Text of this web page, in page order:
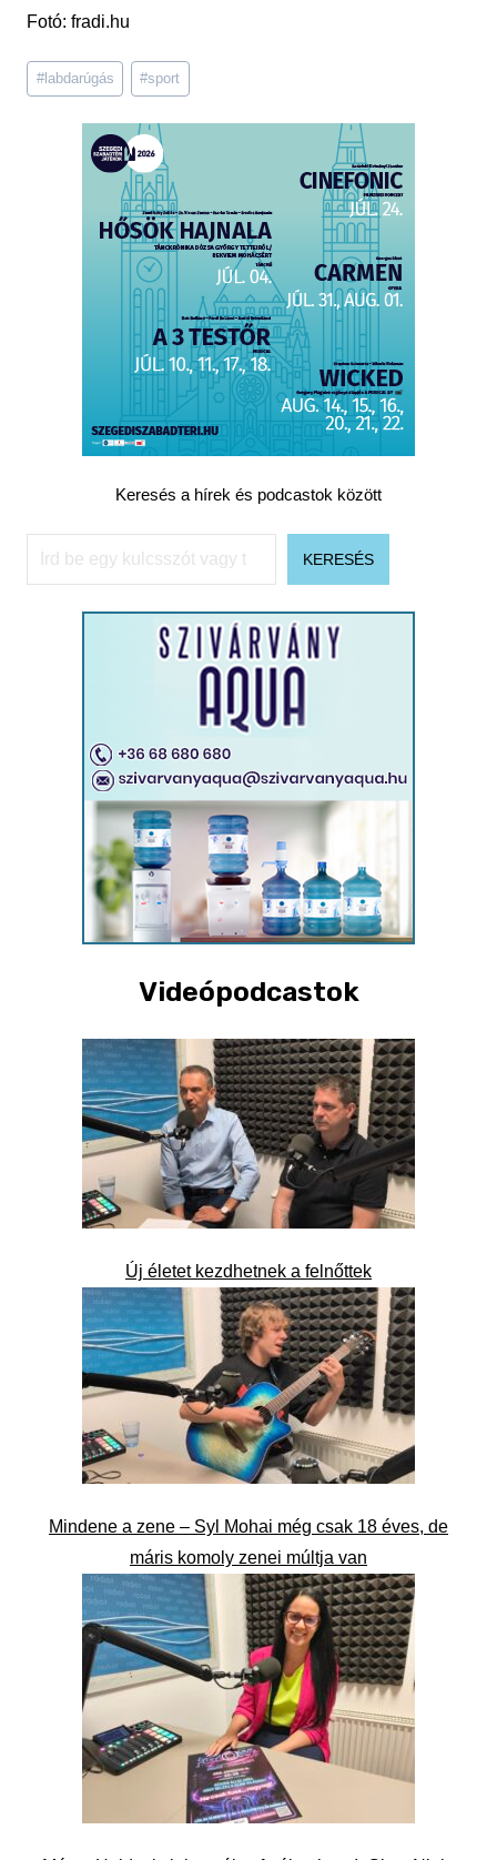
Fotó: fradi.hu
Post
Tags:
#labdarúgás #sport
Keresés a hírek és podcastok között
Keresés
KERESÉS
Videópodcastok
Új életet kezdhetnek a felnőttek
Mindene a zene – Syl Mohai még csak 18 éves, de
máris komoly zenei múltja van